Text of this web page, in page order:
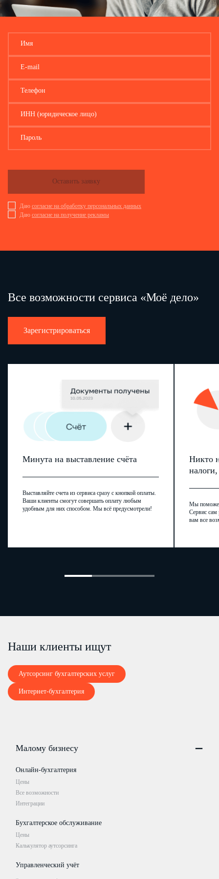
Имя
E-mail
Телефон
ИНН (юридическое лицо)
Пароль
Даю согласие на обработку персональных данных
Даю согласие на получение рекламы
Оставить заявку
Все возможности сервиса «Моё дело»
Зарегистрироваться
Минута на выставление счёта
Выставляйте счета из сервиса сразу с кнопкой оплаты.
Ваши клиенты смогут совершать оплату любым
удобным для них способом. Мы всё предусмотрели!
Никто
Мы
Сервис сам
вам все
Наши клиенты ищут
Аутсорсинг бухгалтерских услуг
Интернет-бухгалтерия
Малому бизнесу
Онлайн-бухгалтерия
Цены
Все возможности
Интеграции
Бухгалтерское обслуживание
Цены
Калькулятор аутсорсинга
Управленческий учёт